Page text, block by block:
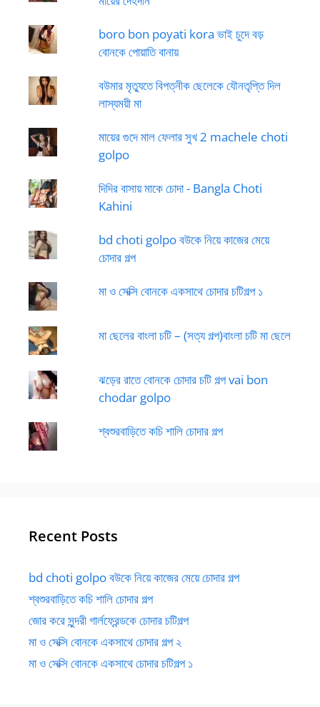
boro bon poyati kora ভাই চুদে বড়
বোনকে পোয়াতি বানায়
বউমার মৃত্যুতে বিপত্নীক ছেলেকে যৌনতৃপ্তি দিল
লাস্যময়ী মা
মায়ের গুদে মাল ফেলার সুখ 2 machele choti
golpo
দিদির বাসায় মাকে চোদা - Bangla Choti
Kahini
bd choti golpo বউকে নিয়ে কাজের মেয়ে
চোদার গল্প
মা ও সেক্সি বোনকে একসাথে চোদার চটিগল্প ১
মা ছেলের বাংলা চটি – (সত্য গল্প)বাংলা চটি মা ছেলে
ঝড়ের রাতে বোনকে চোদার চটি গল্প vai bon
chodar golpo
শ্বশুরবাড়িতে কচি শালি চোদার গল্প
Recent Posts
bd choti golpo বউকে নিয়ে কাজের মেয়ে চোদার গল্প
শ্বশুরবাড়িতে কচি শালি চোদার গল্প
জোর করে সুন্দরী গার্লফ্রেন্ডকে চোদার চটিগল্প
মা ও সেক্সি বোনকে একসাথে চোদার গল্প ২
মা ও সেক্সি বোনকে একসাথে চোদার চটিগল্প ১